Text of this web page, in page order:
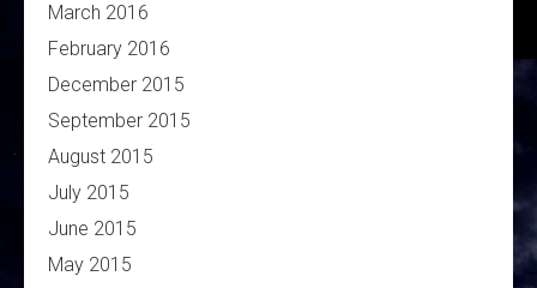
March 2016
February 2016
December 2015
September 2015
August 2015
July 2015
June 2015
May 2015